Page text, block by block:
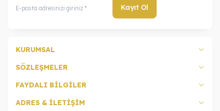
Kayıt Ol
KURUMSAL
SÖZLEŞMELER
FAYDALI BİLGİLER
ADRES & İLETİŞİM